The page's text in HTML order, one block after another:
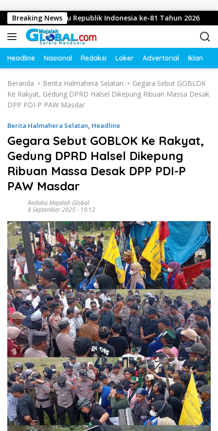
Breaking NewsRepublik Indonesia ke-81 Tahun 2026
Headline Nasional Redaksi Loker Advertorial Iklan
Beranda Berita Halmahera Selatan
Gegara Sebut GOBLOK
Ke Rakyat, Gedung DPRD Halsel Dikepung Ribuan Massa Desak
DPP PDI-P PAW Masdar
Berita Halmahera Selatan, Headline
Gegara Sebut GOBLOK Ke Rakyat,
Gedung DPRD Halsel Dikepung
Ribuan Massa Desak DPP PDI-P
PAW Masdar
Redaksi Majalah Global
8 September 2025 - 19:12